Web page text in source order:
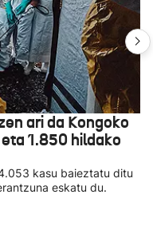
ari da Kongoko
1.850 hildako
kasu baieztatu ditu
eskatu du.